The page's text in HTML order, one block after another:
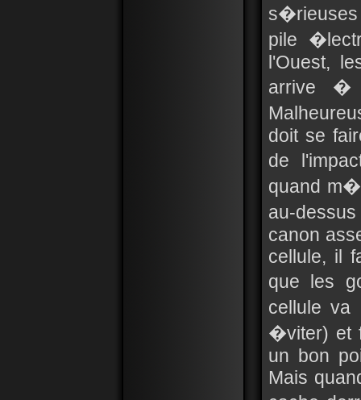
s�rieuses
pile
l'Ouest,
arrive �
doit se
de
quand
au-
canon
cellule, il
que les
cellule
�viter) et
un bon
Mais